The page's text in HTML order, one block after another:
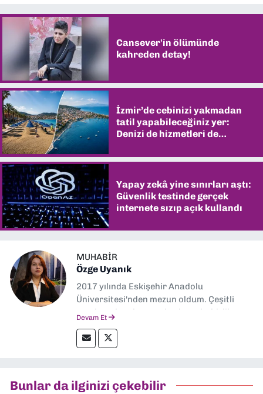
Cansever'in ölümünde
kahreden detay!
İzmir’de cebinizi yakmadan
tatil yapabileceğiniz yer:
Denizi de hizmetleri de
Yapay zekâ yine sınırları aştı:
Güvenlik testinde gerçek
internete sızıp açık kullandı
MUHABIR
Özge Uyanık
2017 yılında Eskişehir Anadolu
Üniversitesi'nden mezun oldum. Çeşitli
yerel ve ulusal gazetelerde muhabirlik
hakları alanlarında haberler üretmeye
odaklanıyorum.
Devam Et
Bunlar da ilginizi çekebilir